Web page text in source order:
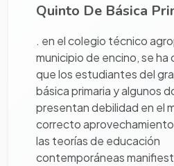
Quinto De Básica
. en el colegio técnico
municipio de encino, se ha
que los estudiantes del
básica primaria y algunos
presentan debilidad en el
correcto
las teorías de educación
contemporáneas